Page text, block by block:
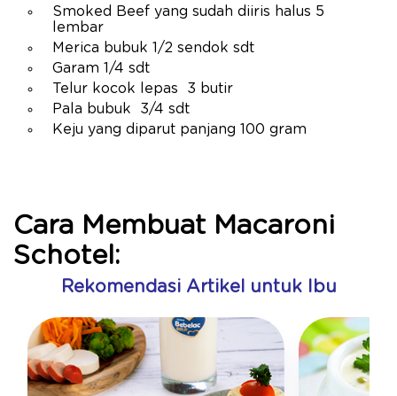
Smoked Beef yang sudah diiris halus 5
lembar
Merica bubuk 1/2 sendok sdt
Garam 1/4 sdt
Telur kocok lepas 3 butir
Pala bubuk 3/4 sdt
Keju yang diparut panjang 100 gram
Cara Membuat Macaroni
Schotel:
Rekomendasi Artikel untuk Ibu